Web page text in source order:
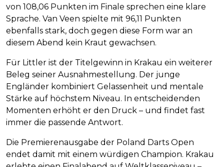
von 108,06 Punkten im Finale sprechen eine klare
Sprache. Van Veen spielte mit 96,11 Punkten
ebenfalls stark, doch gegen diese Form war an
diesem Abend kein Kraut gewachsen.
Für Littler ist der Titelgewinn in Krakau ein weiterer
Beleg seiner Ausnahmestellung. Der junge
Engländer kombiniert Gelassenheit und mentale
Stärke auf höchstem Niveau. In entscheidenden
Momenten erhöht er den Druck – und findet fast
immer die passende Antwort.
Die Premierenausgabe der Poland Darts Open
endet damit mit einem würdigen Champion. Krakau